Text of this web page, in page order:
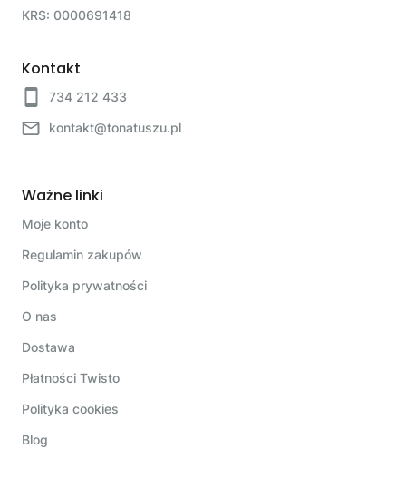
KRS: 0000691418
Kontakt
734 212 433
kontakt@tonatuszu.pl
Ważne linki
Moje konto
Regulamin zakupów
Polityka prywatności
O nas
Dostawa
Płatności Twisto
Polityka cookies
Blog